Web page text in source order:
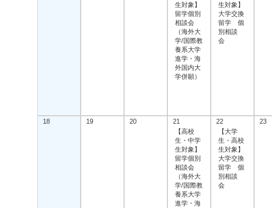
生対象】
留学個別
相談会
（海外大
学/国際教
養系大学
進学・海
外国内大
学併願）
生対象】
大学交換
留学 個
別相談
会
18 19 20
21
【高校
生・中学
生対象】
留学個別
相談会
（海外大
学/国際教
養系大学
進学・海
22
【大学
生・高校
生対象】
大学交換
留学 個
別相談
会
23